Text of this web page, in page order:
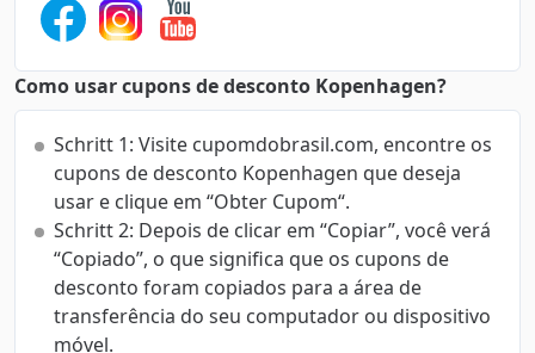
Como usar cupons de desconto Kopenhagen?
Schritt 1: Visite cupomdobrasil.com, encontre os
cupons de desconto Kopenhagen que deseja
usar e clique em “Obter Cupom“.
Schritt 2: Depois de clicar em “Copiar”, você verá
“Copiado”, o que significa que os cupons de
desconto foram copiados para a área de
transferência do seu computador ou dispositivo
móvel.